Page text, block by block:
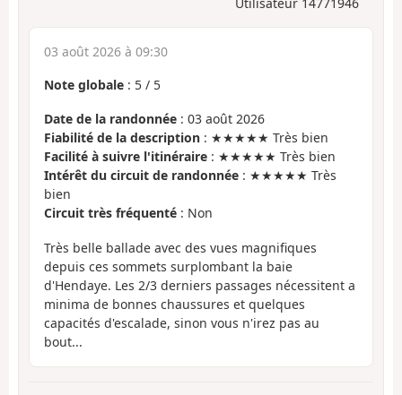
03 août 2026 à 09:30
Note globale : 5 / 5
Date de la randonnée : 03 août 2026
Fiabilité de la description : ★★★★★ Très bien
Facilité à suivre l'itinéraire : ★★★★★ Très bien
Intérêt du circuit de randonnée : ★★★★★ Très
bien
Circuit très fréquenté : Non
Très belle ballade avec des vues magnifiques
depuis ces sommets surplombant la baie
d'Hendaye. Les 2/3 derniers passages nécessitent a
minima de bonnes chaussures et quelques
capacités d'escalade, sinon vous n'irez pas au
bout...